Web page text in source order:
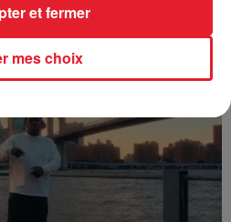
Impolie
mes choix
et fermer